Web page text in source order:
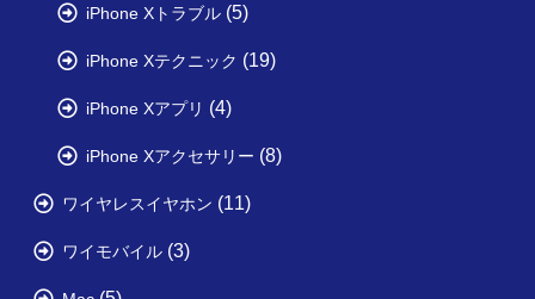
iPhone Xトラブル (5)
iPhone Xテクニック (19)
iPhone Xアプリ (4)
iPhone Xアクセサリー (8)
ワイヤレスイヤホン (11)
ワイモバイル (3)